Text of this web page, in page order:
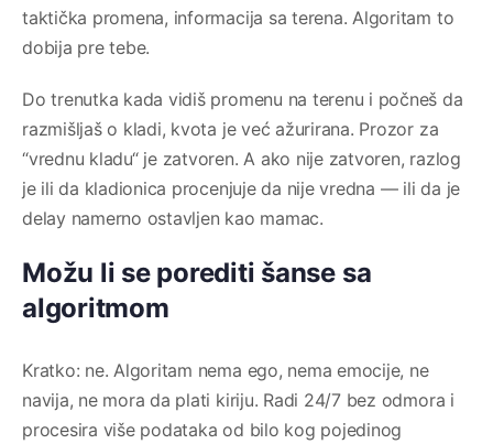
taktička promena, informacija sa terena. Algoritam to
dobija pre tebe.
Do trenutka kada vidiš promenu na terenu i počneš da
razmišljaš o kladi, kvota je već ažurirana. Prozor za
“vrednu kladu“ je zatvoren. A ako nije zatvoren, razlog
je ili da kladionica procenjuje da nije vredna — ili da je
delay namerno ostavljen kao mamac.
Možu li se porediti šanse sa
algoritmom
Kratko: ne. Algoritam nema ego, nema emocije, ne
navija, ne mora da plati kiriju. Radi 24/7 bez odmora i
procesira više podataka od bilo kog pojedinog